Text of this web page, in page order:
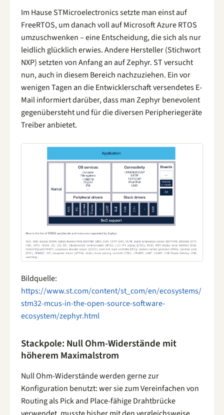
Im Hause STMicroelectronics setzte man einst auf
FreeRTOS, um danach voll auf Microsoft Azure RTOS
umzuschwenken – eine Entscheidung, die sich als nur
leidlich glücklich erwies. Andere Hersteller (Stichwort
NXP) setzten von Anfang an auf Zephyr. ST versucht
nun, auch in diesem Bereich nachzuziehen. Ein vor
wenigen Tagen an die Entwicklerschaft versendetes E-
Mail informiert darüber, dass man Zephyr benevolent
gegenübersteht und für die diversen Peripheriegeräte
Treiber anbietet.
Bildquelle:
https://www.st.com/content/st_com/en/ecosystems/
stm32-mcus-in-the-open-source-software-
ecosystem/zephyr.html
Stackpole: Null Ohm-Widerstände mit
höherem Maximalstrom
Null Ohm-Widerstände werden gerne zur
Konfiguration benutzt: wer sie zum Vereinfachen von
Routing als Pick and Place-fähige Drahtbrücke